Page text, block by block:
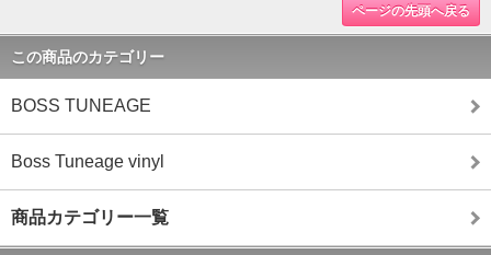
ページの先頭へ戻る
この商品のカテゴリー
BOSS TUNEAGE
Boss Tuneage vinyl
商品カテゴリー一覧